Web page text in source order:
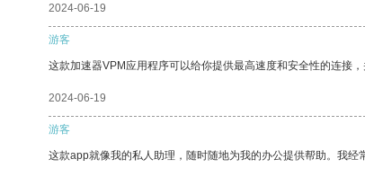
2024-06-19
游客
这款加速器VPM应用程序可以给你提供最高速度和安全性的连接，
2024-06-19
游客
这款app就像我的私人助理，随时随地为我的办公提供帮助。我